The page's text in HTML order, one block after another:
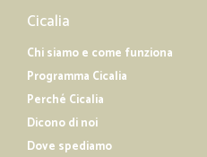
Cicalia
Chi siamo e come funziona
Programma Cicalia
Perché Cicalia
Dicono di noi
Dove spediamo